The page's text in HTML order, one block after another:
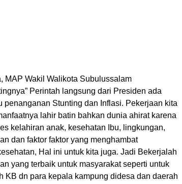
MAP Wakil Walikota Subulussalam
Perintah langsung dari Presiden ada
penanganan Stunting dan Inflasi. Pekerjaan kita
lahir batin bahkan dunia ahirat karena
kelahiran anak, kesehatan Ibu, lingkungan,
dan faktor faktor yang menghambat
Hal ini untuk kita juga. Jadi Bekerjalah
yang terbaik untuk masyarakat seperti untuk
KB dn para kepala kampung didesa dan daerah